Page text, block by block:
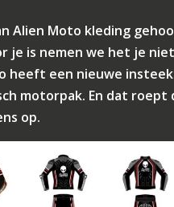
Alien Moto kleding
je is nemen we het je
heeft een nieuwe
motorpak. En dat roept
op.